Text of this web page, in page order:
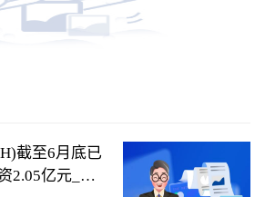
截至6月底已
2.05亿元_全